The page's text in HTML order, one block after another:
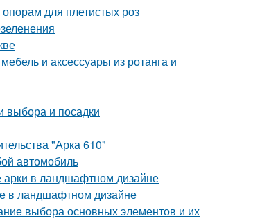
для плетистых роз
и аксессуары из ротанга и
выбора и посадки
"Арка 610"
автомобиль
арки в ландшафтном дизайне
в ландшафтном дизайне
выбора основных элементов и их